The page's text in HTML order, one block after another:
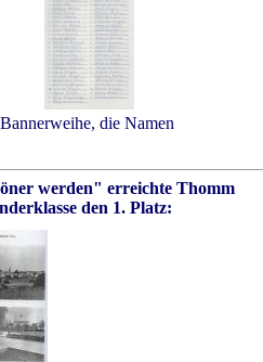
Bannerweihe, die Namen
werden" erreichte Thomm
den 1. Platz: